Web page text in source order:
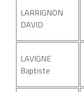
LARRIGNON
DAVID
LAVIGNE
Baptiste